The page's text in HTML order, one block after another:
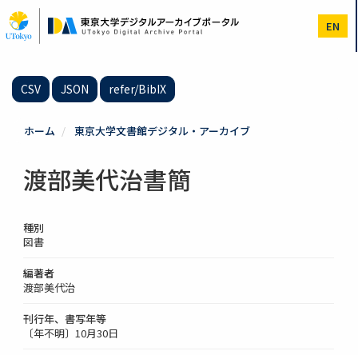
イ
ン
EN
CSV JSON refer/BibIX
ホーム 東京大学文書館デジタル・アーカイブ
渡部美代治書簡
種別
図書
編著者
渡部美代治
刊行年、書写年等
〔年不明〕10月30日